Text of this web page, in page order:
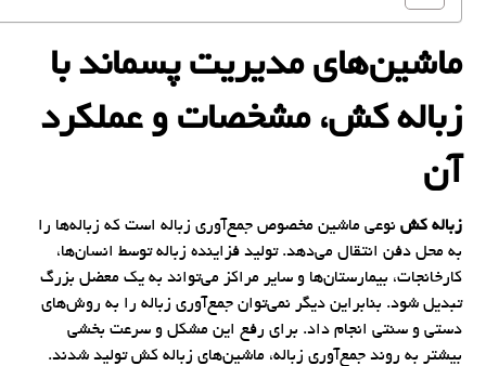
ماشین‌های مدیریت پسماند با
زباله کش، مشخصات و عملکرد
آن
زباله کش نوعی ماشین مخصوص جمع‌آوری زباله است که زباله‌ها را
به محل دفن انتقال می‌دهد. تولید فزاینده زباله توسط انسان‌ها،
کارخانجات، بیمارستان‌‌ها و سایر مراکز می‌تواند به یک معضل بزرگ
تبدیل شود. بنابراین دیگر نمی‌توان جمع‌آوری زباله را به روش‌های
دستی و سنتی انجام داد. برای رفع این مشکل و سرعت بخشی
بیشتر به روند جمع‌آوری زباله، ماشین‌های زباله کش تولید شدند.